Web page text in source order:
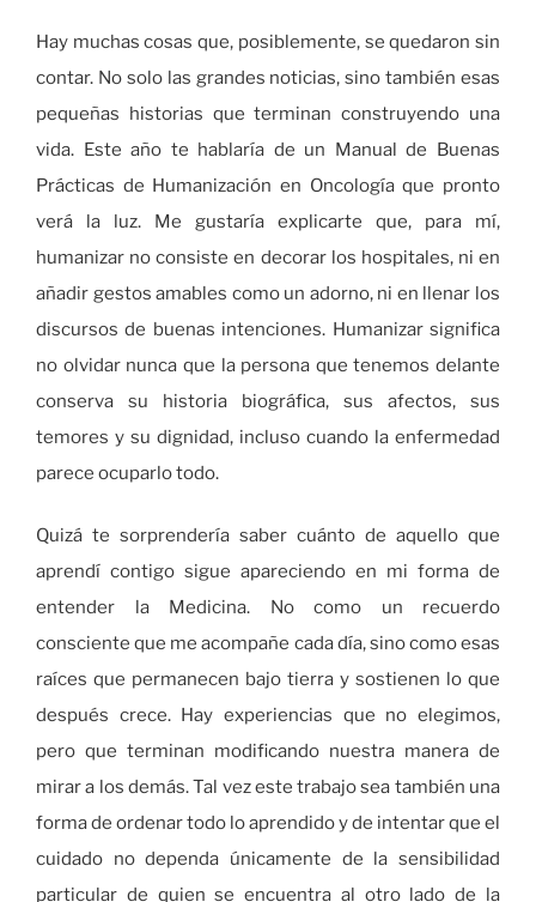
Hay muchas cosas que, posiblemente, se quedaron sin
contar. No solo las grandes noticias, sino también esas
pequeñas historias que terminan construyendo una
vida. Este año te hablaría de un Manual de Buenas
Prácticas de Humanización en Oncología que pronto
verá la luz. Me gustaría explicarte que, para mí,
humanizar no consiste en decorar los hospitales, ni en
añadir gestos amables como un adorno, ni en llenar los
discursos de buenas intenciones. Humanizar significa
no olvidar nunca que la persona que tenemos delante
conserva su historia biográfica, sus afectos, sus
temores y su dignidad, incluso cuando la enfermedad
parece ocuparlo todo.
Quizá te sorprendería saber cuánto de aquello que
aprendí contigo sigue apareciendo en mi forma de
entender la Medicina. No como un recuerdo
consciente que me acompañe cada día, sino como esas
raíces que permanecen bajo tierra y sostienen lo que
después crece. Hay experiencias que no elegimos,
pero que terminan modificando nuestra manera de
mirar a los demás. Tal vez este trabajo sea también una
forma de ordenar todo lo aprendido y de intentar que el
cuidado no dependa únicamente de la sensibilidad
particular de quien se encuentra al otro lado de la